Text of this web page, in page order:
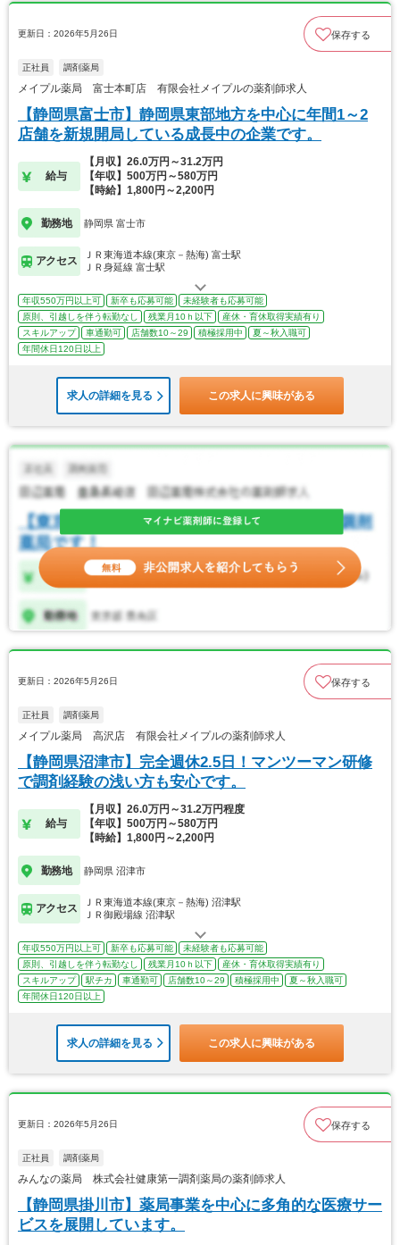
更新日：2026年5月26日 保存する
正社員 調剤薬局
メイプル薬局 富士本町店 有限会社メイプルの薬剤師求人
【静岡県富士市】静岡県東部地方を中心に年間1～2
店舗を新規開局している成長中の企業です。
給与
【月収】26.0万円～31.2万円
【年収】500万円～580万円
【時給】1,800円～2,200円
勤務地 静岡県 富士市
アクセス
ＪＲ東海道本線(東京－熱海) 富士駅
ＪＲ身延線 富士駅
年収550万円以上可 新卒も応募可能
未経験者も応募可能
原則、引越しを伴う転勤なし
残業月10ｈ以下
産休・育休取得実績有り
スキルアップ
車通勤可 店舗数10～29 積極採用中
夏～秋入職可
年間休日120日以上
求人の詳細を見る この求人に興味がある
更新日：2026年5月26日 保存する
正社員 調剤薬局
メイプル薬局 高沢店 有限会社メイプルの薬剤師求人
【静岡県沼津市】完全週休2.5日！マンツーマン研修
で調剤経験の浅い方も安心です。
給与
【月収】26.0万円～31.2万円程度
【年収】500万円～580万円
【時給】1,800円～2,200円
勤務地 静岡県 沼津市
アクセス
ＪＲ東海道本線(東京－熱海) 沼津駅
ＪＲ御殿場線 沼津駅
年収550万円以上可 新卒も応募可能
未経験者も応募可能
原則、引越しを伴う転勤なし
残業月10ｈ以下
産休・育休取得実績有り
スキルアップ
駅チカ 車通勤可 店舗数10～29 積極採用中
夏～秋入職可
年間休日120日以上
求人の詳細を見る この求人に興味がある
更新日：2026年5月26日 保存する
正社員 調剤薬局
みんなの薬局 株式会社健康第一調剤薬局の薬剤師求人
【静岡県掛川市】薬局事業を中心に多角的な医療サー
ビスを展開しています。